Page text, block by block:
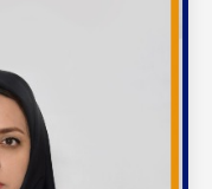
عضو هیات علمی
مشاهده رزومه